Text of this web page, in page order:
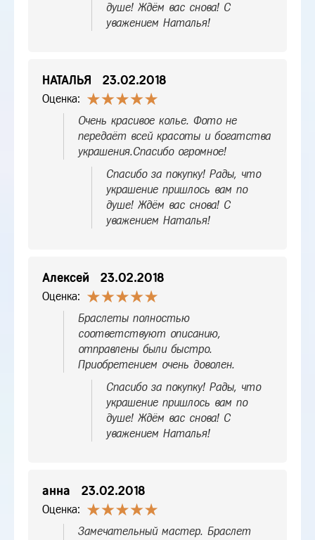
душе! Ждём вас снова! С
уважением Наталья!
НАТАЛЬЯ 23.02.2018
Оценка:
Очень красивое колье. Фото не
передаёт всей красоты и богатства
украшения.Спасибо огромное!
Спасибо за покупку! Рады, что
украшение пришлось вам по
душе! Ждём вас снова! С
уважением Наталья!
Алексей 23.02.2018
Оценка:
Браслеты полностью
соответствуют описанию,
отправлены были быстро.
Приобретением очень доволен.
Спасибо за покупку! Рады, что
украшение пришлось вам по
душе! Ждём вас снова! С
уважением Наталья!
анна 23.02.2018
Оценка:
Замечательный мастер. Браслет